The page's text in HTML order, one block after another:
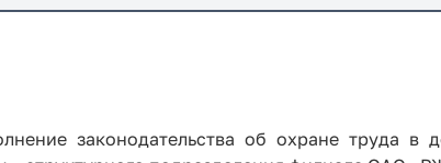
законодательства об охране труда в